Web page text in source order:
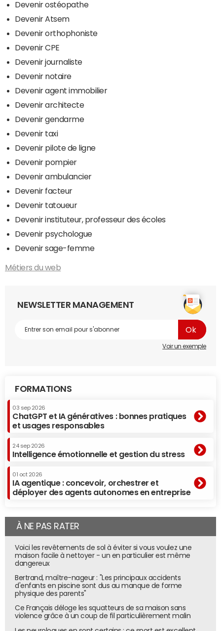
Devenir ostéopathe
Devenir Atsem
Devenir orthophoniste
Devenir CPE
Devenir journaliste
Devenir notaire
Devenir agent immobilier
Devenir architecte
Devenir gendarme
Devenir taxi
Devenir pilote de ligne
Devenir pompier
Devenir ambulancier
Devenir facteur
Devenir tatoueur
Devenir instituteur, professeur des écoles
Devenir psychologue
Devenir sage-femme
Métiers du web
NEWSLETTER MANAGEMENT
Voir un exemple
FORMATIONS
03 sep 2026
ChatGPT et IA génératives : bonnes pratiques
et usages responsables
24 sep 2026
Intelligence émotionnelle et gestion du stress
01 oct 2026
IA agentique : concevoir, orchestrer et
déployer des agents autonomes en entreprise
À NE PAS RATER
Voici les revêtements de sol à éviter si vous voulez une
maison facile à nettoyer - un en particulier est même
dangereux
Bertrand, maître-nageur : "Les principaux accidents
d'enfants en piscine sont dus au manque de forme
physique des parents"
Ce Français déloge les squatteurs de sa maison sans
violence grâce à un coup de fil particulièrement malin